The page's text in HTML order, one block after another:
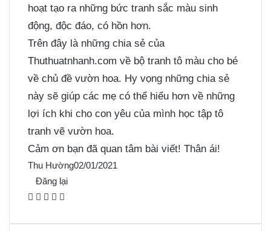
hoạt tạo ra những bức tranh sắc màu sinh
động, độc đáo, có hồn hơn.
Trên đây là những chia sẻ của
Thuthuatnhanh.com về bộ tranh tô màu cho bé
về chủ đề vườn hoa. Hy vọng những chia sẻ
này sẽ giúp các mẹ có thể hiểu hơn về những
lợi ích khi cho con yêu của mình học tập tô
tranh vẽ vườn hoa.
Cảm ơn bạn đã quan tâm bài viết! Thân ái!
Thu Hường02/01/2021
Đăng lại
F X P M